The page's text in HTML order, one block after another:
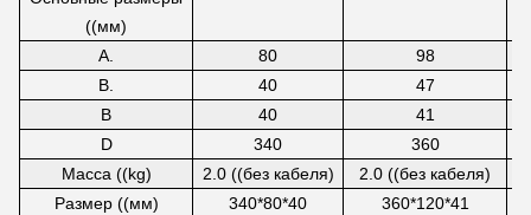
((мм)
А.
80
98
В.
40
47
В
40
41
D
340
360
Масса ((kg)
2.0 ((без кабеля) 2.0 ((без кабеля)
Размер ((мм)
340*80*40
360*120*41